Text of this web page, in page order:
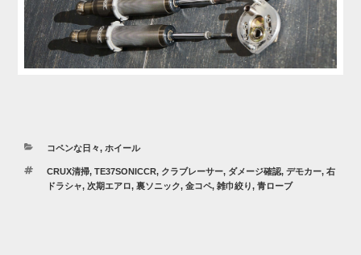
カ
ゴ
リ
コペンな日々, ホイール
タ
グ
CRUX清掃, TE37SONICCR, クラブレーサー, ダメージ確認, デモカー, 右
ドラシャ, 次期エアロ, 裏ソニック, 金コペ, 雑巾絞り, 青ローブ